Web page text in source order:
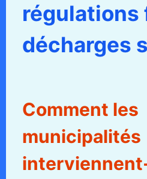
régulations
décharges
Comment les
municipalités